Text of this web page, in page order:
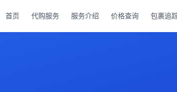
首页 代购服务 服务介绍 价格查询 包裹追